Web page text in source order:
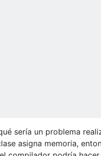
sería un problema
asigna memoria,